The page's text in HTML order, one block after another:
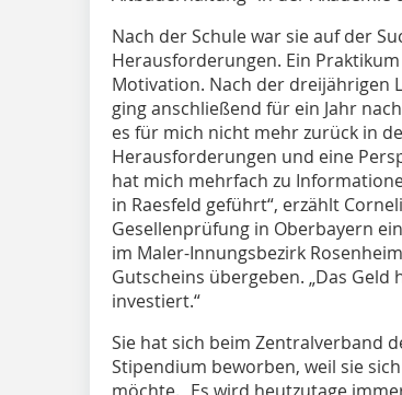
Nach der Schule war sie auf der
Herausforderungen. Ein
Motivation. Nach der dreijährigen
ging anschließend für ein Jahr
es für mich nicht mehr zurück in
Herausforderungen und eine
hat mich mehrfach zu
in Raesfeld geführt“, erzählt
Gesellenprüfung in Oberbayern
im Maler-Innungsbezirk
Gutscheins übergeben. „Das
investiert.“
Sie hat sich beim Zentralverband
Stipendium beworben, weil sie